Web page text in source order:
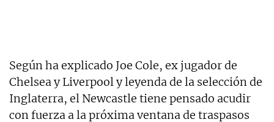
Según ha explicado Joe Cole, ex jugador de
Chelsea y Liverpool y leyenda de la selección de
Inglaterra, el Newcastle tiene pensado acudir
con fuerza a la próxima ventana de traspasos